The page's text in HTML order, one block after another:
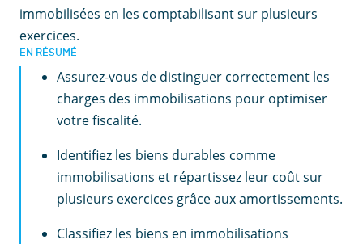
immobilisées en les comptabilisant sur plusieurs
exercices.
EN RÉSUMÉ
Assurez-vous de distinguer correctement les
charges des immobilisations pour optimiser
votre fiscalité.
Identifiez les biens durables comme
immobilisations et répartissez leur coût sur
plusieurs exercices grâce aux amortissements.
Classifiez les biens en immobilisations